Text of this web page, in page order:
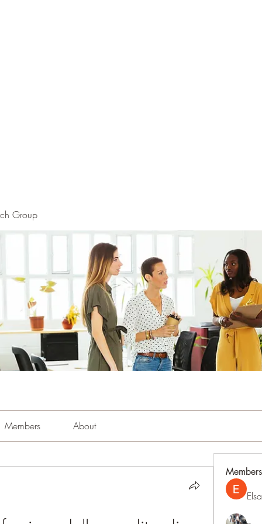
Group
Members About
Members